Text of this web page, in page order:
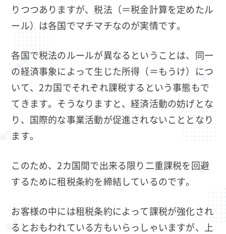
りつつありますが、税法（＝税金計算を定めたル
ール）は各国でマチマチなのが実情です。
各国で税法のルールが異なるということは、同一
の経済事象によって生じた所得（＝もうけ）につ
いて、2カ国でそれぞれ課税するという事態もで
てきます。そうなりますと、経済活動の妨げとな
り、国際的な事業活動が促進されないこととなり
ます。
このため、2カ国間で出来る限り二重課税を回避
するために租税条約を締結しているのです。
お客様の中には租税条約によって課税が強化され
るとおもわれている方もいらっしゃいますが、上